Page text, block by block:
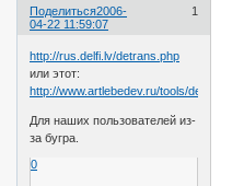
Поделиться 1
2006-
04-22 11:59:07
http://rus.delfi.lv/detrans.php
или этот:
http://www.artlebedev.ru/tools/decoder/
Для наших пользователей из-
за бугра.
0